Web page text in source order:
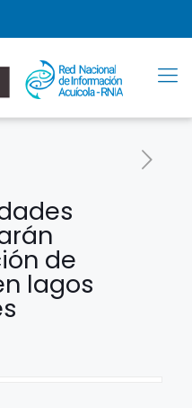
de
lagos